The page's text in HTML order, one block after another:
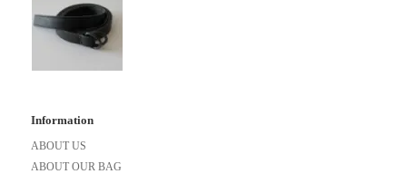
Information
ABOUT US
ABOUT OUR BAG